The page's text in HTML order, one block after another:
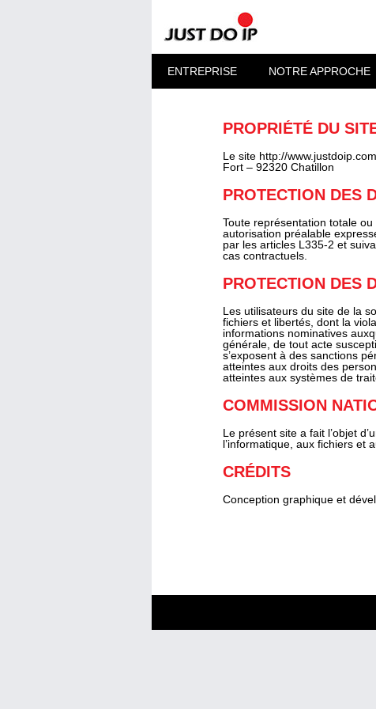
ENTREPRISE NOTRE APPROCHE
PROPRIÉTÉ DU
Le site http://
Fort – 92320 Chatillon
PROTECTION DES
Toute représentation totale
autorisation préalable
par les articles L335-2 et
cas contractuels.
PROTECTION DES
Les utilisateurs du site de la
fichiers et libertés, dont la
informations nominatives
générale, de tout acte
s’exposent à des sanctions
atteintes aux droits des
atteintes aux systèmes de
COMMISSION
Le présent site a fait l’objet
l’informatique, aux fichiers et
CRÉDITS
Conception graphique et